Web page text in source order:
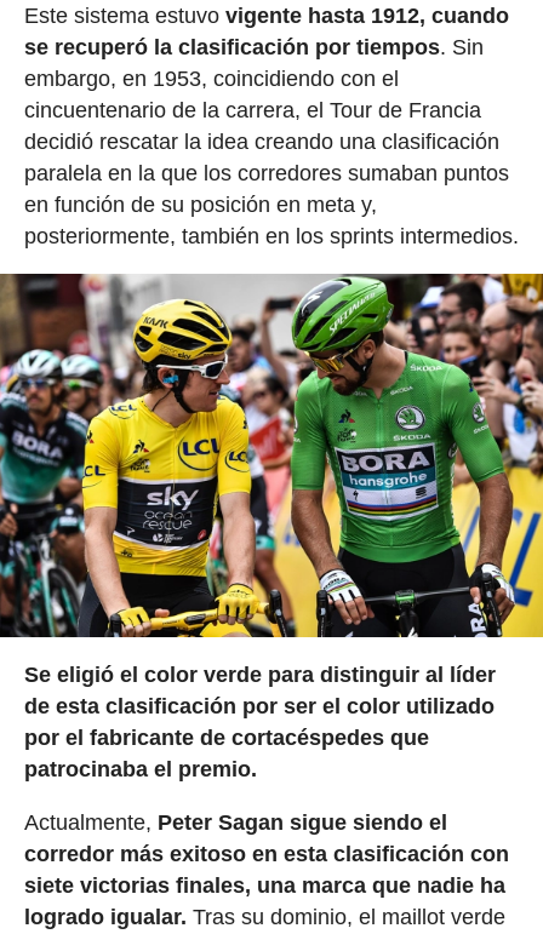
Este sistema estuvo vigente hasta 1912, cuando
se recuperó la clasificación por tiempos. Sin
embargo, en 1953, coincidiendo con el
cincuentenario de la carrera, el Tour de Francia
decidió rescatar la idea creando una clasificación
paralela en la que los corredores sumaban puntos
en función de su posición en meta y,
posteriormente, también en los sprints intermedios.
Se eligió el color verde para distinguir al líder
de esta clasificación por ser el color utilizado
por el fabricante de cortacéspedes que
patrocinaba el premio.
Actualmente, Peter Sagan sigue siendo el
corredor más exitoso en esta clasificación con
siete victorias finales, una marca que nadie ha
logrado igualar. Tras su dominio, el maillot verde